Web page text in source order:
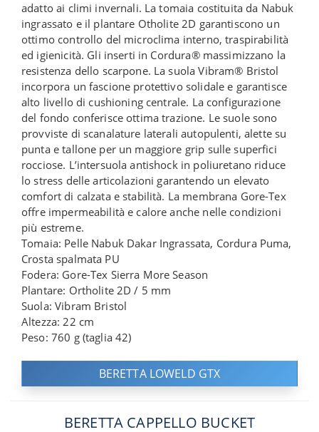
adatto ai climi invernali. La tomaia costituita da Nabuk
ingrassato e il plantare Otholite 2D garantiscono un
ottimo controllo del microclima interno, traspirabilità
ed igienicità. Gli inserti in Cordura® massimizzano la
resistenza dello scarpone. La suola Vibram® Bristol
incorpora un fascione protettivo solidale e garantisce
alto livello di cushioning centrale. La configurazione
del fondo conferisce ottima trazione. Le suole sono
provviste di scanalature laterali autopulenti, alette su
punta e tallone per un maggiore grip sulle superfici
rocciose. L’intersuola antishock in poliuretano riduce
lo stress delle articolazioni garantendo un elevato
comfort di calzata e stabilità. La membrana Gore-Tex
offre impermeabilità e calore anche nelle condizioni
più estreme.
Tomaia: Pelle Nabuk Dakar Ingrassata, Cordura Puma,
Crosta spalmata PU
Fodera: Gore-Tex Sierra More Season
Plantare: Ortholite 2D / 5 mm
Suola: Vibram Bristol
Altezza: 22 cm
Peso: 760 g (taglia 42)
BERETTA LOWELD GTX
BERETTA CAPPELLO BUCKET